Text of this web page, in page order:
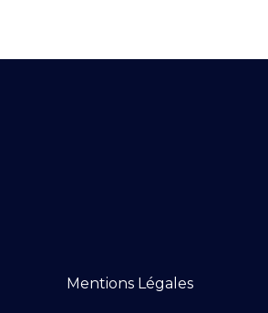
Mentions Légales